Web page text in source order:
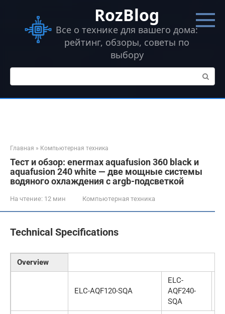
контенту
RozBlog
Все о технике для вашего дома:
рейтинг, обзоры, советы по
выбору
Поиск:
Главная » Компьютерная техника
Тест и обзор: enermax aquafusion 360 black и
aquafusion 240 white — две мощные системы
водяного охлаждения с argb-подсветкой
На чтение: 12 мин Компьютерная техника
Technical Specifications
Overview
ELC-AQF120-SQA
ELC-
AQF240-
SQA